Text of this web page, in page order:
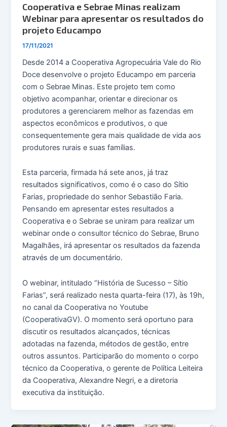
Cooperativa e Sebrae Minas realizam
Webinar para apresentar os resultados do
projeto Educampo
17/11/2021
Desde 2014 a Cooperativa Agropecuária Vale do Rio
Doce desenvolve o projeto Educampo em parceria
com o Sebrae Minas. Este projeto tem como
objetivo acompanhar, orientar e direcionar os
produtores a gerenciarem melhor as fazendas em
aspectos econômicos e produtivos, o que
consequentemente gera mais qualidade de vida aos
produtores rurais e suas famílias.
Esta parceria, firmada há sete anos, já traz
resultados significativos, como é o caso do Sítio
Farias, propriedade do senhor Sebastião Faria.
Pensando em apresentar estes resultados a
Cooperativa e o Sebrae se uniram para realizar um
webinar onde o consultor técnico do Sebrae, Bruno
Magalhães, irá apresentar os resultados da fazenda
através de um documentário.
O webinar, intitulado “História de Sucesso – Sítio
Farias”, será realizado nesta quarta-feira (17), às 19h,
no canal da Cooperativa no Youtube
(CooperativaGV). O momento será oportuno para
discutir os resultados alcançados, técnicas
adotadas na fazenda, métodos de gestão, entre
outros assuntos. Participarão do momento o corpo
técnico da Cooperativa, o gerente de Política Leiteira
da Cooperativa, Alexandre Negri, e a diretoria
executiva da instituição.